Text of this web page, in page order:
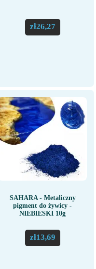
zł26,27
SAHARA - Metaliczny
pigment do żywicy -
NIEBIESKI 10g
zł13,69